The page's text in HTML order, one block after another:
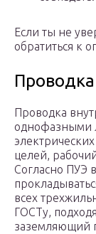
Если ты не
обратиться к
Проводка
однофазными
целей,
Согласно ПУЭ
всех
ГОСТу,
заземляющий